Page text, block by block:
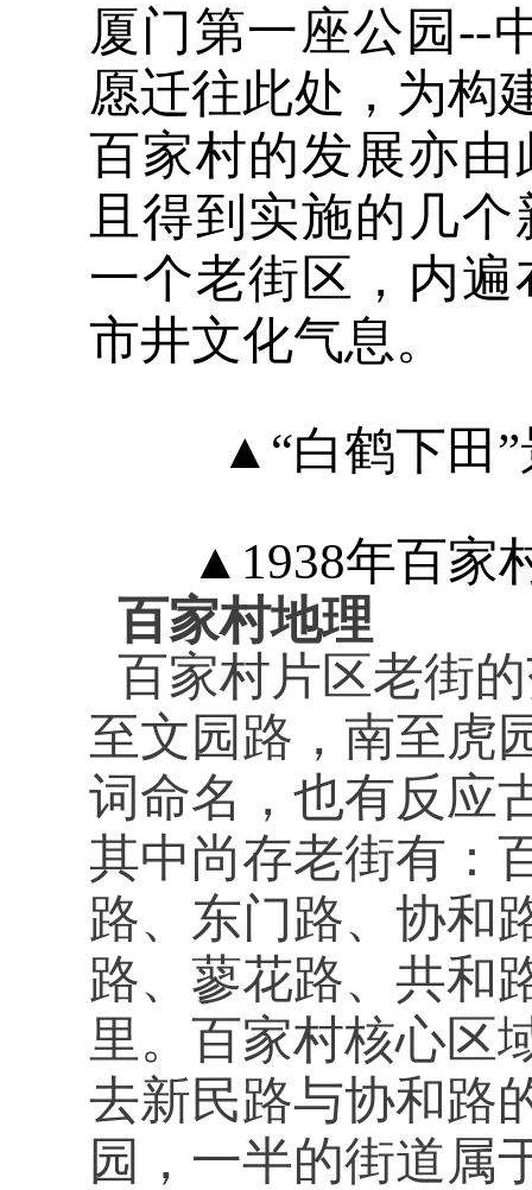
厦门第一座公园--
愿迁往此处，为构
百家村的发展亦
且得到实施的几
一个老街区，内
市井文化气息。
▲“白鹤下田
▲1938年百家
百家村地理
百家村片区老街
至文园路，南至虎
词命名，也有反应
其中尚存老街有：
路、东门路、协和
路、蓼花路、共和
里。百家村核心区
去新民路与协和路
园，一半的街道属